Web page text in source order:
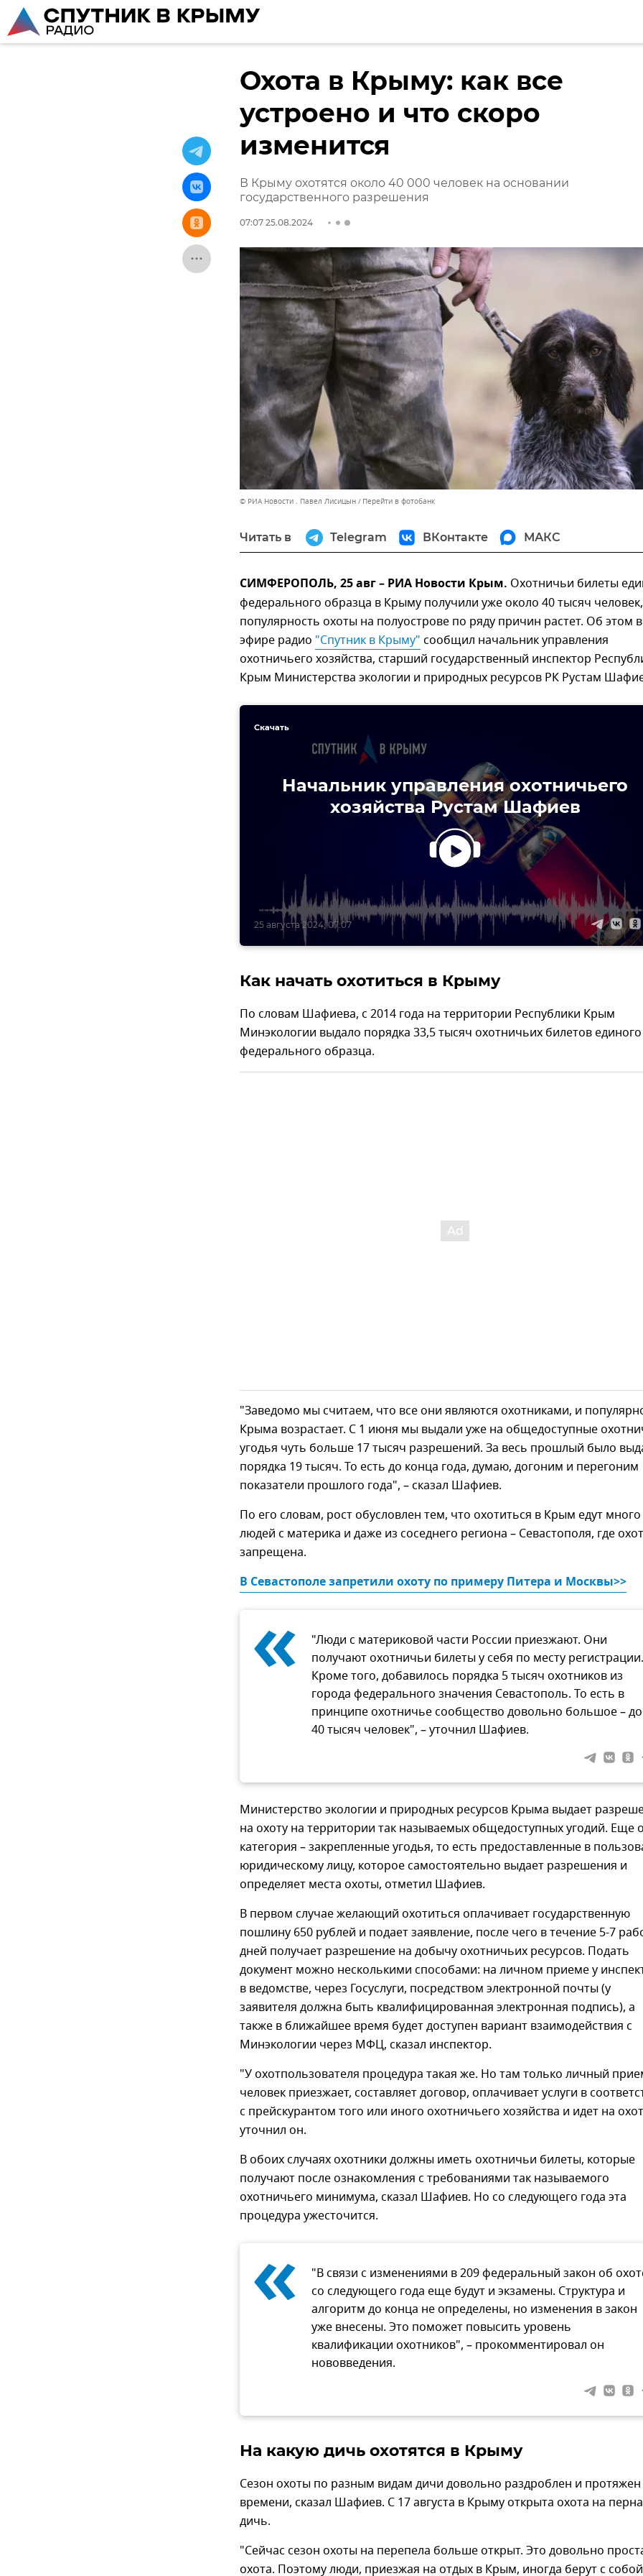
Охота в Крыму: как все
устроено и что скоро
изменится
В Крыму охотятся около 40 000 человек на основании
государственного разрешения
07:07 25.08.2024
© РИА Новости . Павел Лисицын Перейти в фотобанк
Читать в Telegram ВКонтакте МАКС
СИМФЕРОПОЛЬ, 25 авг – РИА Новости Крым. Охотничьи билеты
федерального образца в Крыму получили уже около 40 тысяч
популярность охоты на полуострове по ряду причин растет. Об этом в
эфире радио "Спутник в Крыму" сообщил начальник управления
охотничьего хозяйства, старший государственный инспектор
Крым Министерства экологии и природных ресурсов РК Рустам
Начальник управления охотничьего
хозяйства Рустам Шафиев
25 августа 2024, 07:07
Скачать
Как начать охотиться в Крыму
По словам Шафиева, с 2014 года на территории Республики Крым
Минэкологии выдало порядка 33,5 тысяч охотничьих билетов единого
федерального образца.
"Заведомо мы считаем, что все они являются охотниками, и
Крыма возрастает. С 1 июня мы выдали уже на общедоступные
угодья чуть больше 17 тысяч разрешений. За весь прошлый было
порядка 19 тысяч. То есть до конца года, думаю, догоним и перегоним
показатели прошлого года", – сказал Шафиев.
По его словам, рост обусловлен тем, что охотиться в Крым едут много
людей с материка и даже из соседнего региона – Севастополя, где
запрещена.
В Севастополе запретили охоту по примеру Питера и Москвы>>
«
"Люди с материковой части России приезжают. Они
получают охотничьи билеты у себя по месту регистрации.
Кроме того, добавилось порядка 5 тысяч охотников из
города федерального значения Севастополь. То есть в
принципе охотничье сообщество довольно большое – до
40 тысяч человек", – уточнил Шафиев.
Министерство экологии и природных ресурсов Крыма выдает
на охоту на территории так называемых общедоступных угодий. Еще
категория – закрепленные угодья, то есть предоставленные в
юридическому лицу, которое самостоятельно выдает разрешения и
определяет места охоты, отметил Шафиев.
В первом случае желающий охотиться оплачивает государственную
пошлину 650 рублей и подает заявление, после чего в течение 5-7
дней получает разрешение на добычу охотничьих ресурсов. Подать
документ можно несколькими способами: на личном приеме у
в ведомстве, через Госуслуги, посредством электронной почты (у
заявителя должна быть квалифицированная электронная подпись), а
также в ближайшее время будет доступен вариант взаимодействия с
Минэкологии через МФЦ, сказал инспектор.
"У охотпользователя процедура такая же. Но там только личный
человек приезжает, составляет договор, оплачивает услуги в
с прейскурантом того или иного охотничьего хозяйства и идет на
уточнил он.
В обоих случаях охотники должны иметь охотничьи билеты, которые
получают после ознакомления с требованиями так называемого
охотничьего минимума, сказал Шафиев. Но со следующего года эта
процедура ужесточится.
«
"В связи с изменениями в 209 федеральный закон об
со следующего года еще будут и экзамены. Структура и
алгоритм до конца не определены, но изменения в закон
уже внесены. Это поможет повысить уровень
квалификации охотников", – прокомментировал он
нововведения.
На какую дичь охотятся в Крыму
Сезон охоты по разным видам дичи довольно раздроблен и протяжен
времени, сказал Шафиев. С 17 августа в Крыму открыта охота на
дичь.
"Сейчас сезон охоты на перепела больше открыт. Это довольно
охота. Поэтому люди, приезжая на отдых в Крым, иногда берут с собой